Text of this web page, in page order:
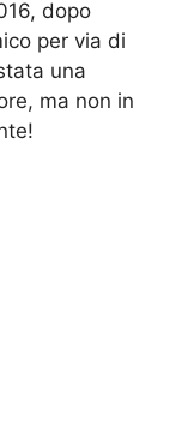
dopo
per via di
una
ma non in